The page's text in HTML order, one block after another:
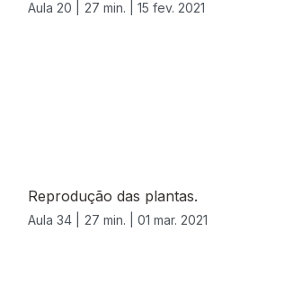
Aula 20 | 27 min. | 15 fev. 2021
Reprodução das plantas.
Aula 34 | 27 min. | 01 mar. 2021